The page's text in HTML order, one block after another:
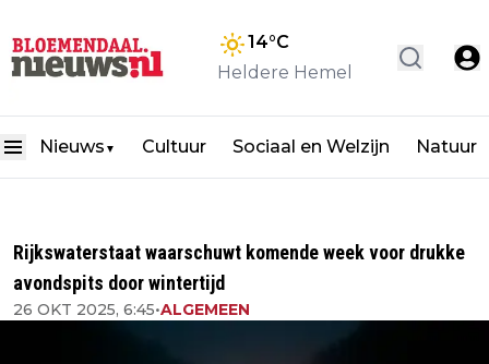
14°C
Heldere Hemel
Nieuws ▼ Cultuur Sociaal en Welzijn Natuur
Rijkswaterstaat waarschuwt komende week voor drukke
avondspits door wintertijd
26 OKT 2025, 6:45•ALGEMEEN